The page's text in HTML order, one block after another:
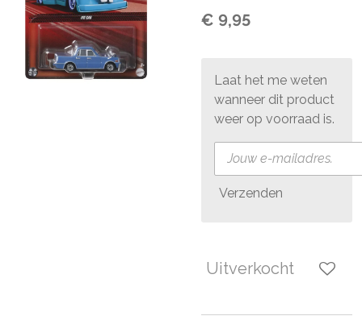
€ 9,95
Laat het me weten
wanneer dit product
weer op voorraad is.
Verzenden
Uitverkocht